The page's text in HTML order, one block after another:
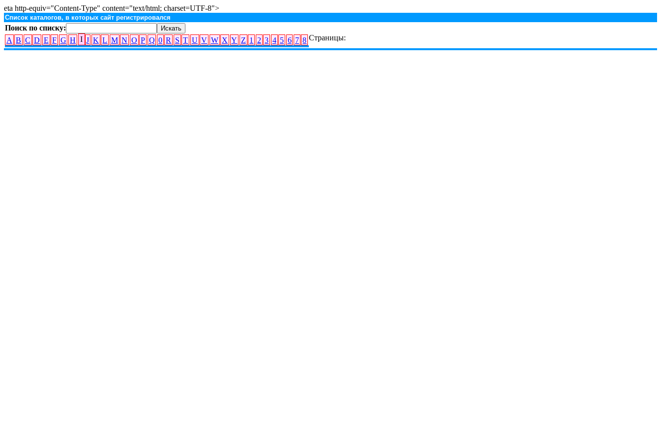
eta http-equiv="Content-Type" content="text/html; charset=UTF-8">
Список каталогов, в которых сайт регистрировался
Поиск по списку:
Страницы:
A B C D E F G H I J K L M N O P Q 0 R S T U V W X Y Z 1 2 3 4 5 6 7 8